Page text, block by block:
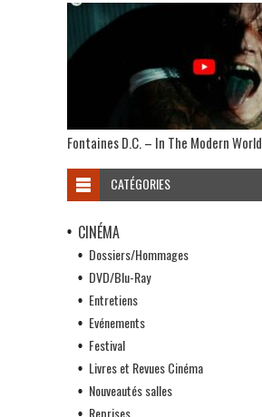
Fontaines D.C. – In The Modern World
CATÉGORIES
CINÉMA
Dossiers/Hommages
DVD/Blu-Ray
Entretiens
Evénements
Festival
Livres et Revues Cinéma
Nouveautés salles
Reprises